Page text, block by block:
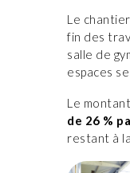
Le
fin des
salle de
espaces
Le
de 26 %
restant à